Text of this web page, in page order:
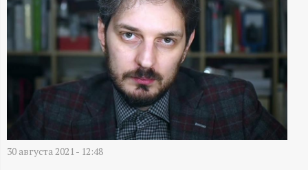
М
А
Й
Д
А
30 августа 2021 - 12:48